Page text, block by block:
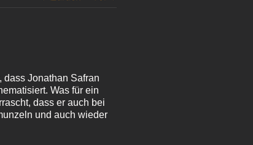
dass Jonathan Safran
Was für ein
dass er auch bei
und auch wieder